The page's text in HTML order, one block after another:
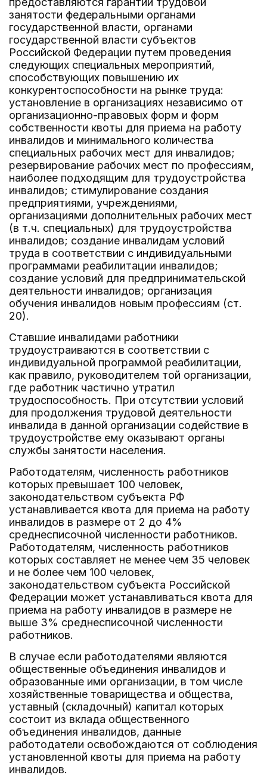
занятости федеральными органами
государственной власти, органами
государственной власти субъектов
Российской Федерации путем проведения
следующих специальных мероприятий,
способствующих повышению их
конкурентоспособности на рынке труда:
установление в организациях независимо от
организационно-правовых форм и форм
собственности квоты для приема на работу
инвалидов и минимального количества
специальных рабочих мест для инвалидов;
резервирование рабочих мест по профессиям,
наиболее подходящим для трудоустройства
инвалидов; стимулирование создания
предприятиями, учреждениями,
организациями дополнительных рабочих мест
(в т.ч. специальных) для трудоустройства
инвалидов; создание инвалидам условий
труда в соответствии с индивидуальными
программами реабилитации инвалидов;
создание условий для предпринимательской
деятельности инвалидов; организация
обучения инвалидов новым профессиям (ст.
20).
Ставшие инвалидами работники
трудоустраиваются в соответствии с
индивидуальной программой реабилитации,
как правило, руководителем той организации,
где работник частично утратил
трудоспособность. При отсутствии условий
для продолжения трудовой деятельности
инвалида в данной организации содействие в
трудоустройстве ему оказывают органы
службы занятости населения.
Работодателям, численность работников
которых превышает 100 человек,
законодательством субъекта РФ
устанавливается квота для приема на работу
инвалидов в размере от 2 до 4%
среднесписочной численности работников.
Работодателям, численность работников
которых составляет не менее чем 35 человек
и не более чем 100 человек,
законодательством субъекта Российской
Федерации может устанавливаться квота для
приема на работу инвалидов в размере не
выше 3% среднесписочной численности
работников.
В случае если работодателями являются
общественные объединения инвалидов и
образованные ими организации, в том числе
хозяйственные товарищества и общества,
уставный (складочный) капитал которых
состоит из вклада общественного
объединения инвалидов, данные
работодатели освобождаются от соблюдения
установленной квоты для приема на работу
инвалидов.